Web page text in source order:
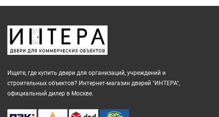
Ищете, где купить двери для организаций, учреждений и
строительных объектов? Интернет-магазин дверей "ИНТЕРА",
официальный дилер в Москве.